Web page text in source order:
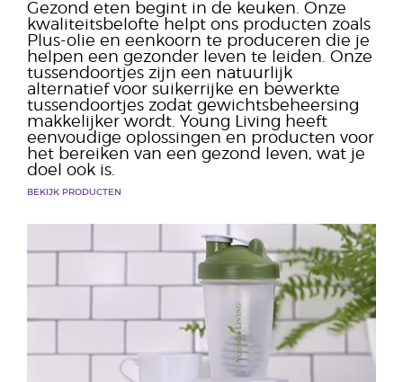
Gezond eten begint in de keuken. Onze
kwaliteitsbelofte helpt ons producten zoals
Plus-olie en eenkoorn te produceren die je
helpen een gezonder leven te leiden. Onze
tussendoortjes zijn een natuurlijk
alternatief voor suikerrijke en bewerkte
tussendoortjes zodat gewichtsbeheersing
makkelijker wordt. Young Living heeft
eenvoudige oplossingen en producten voor
het bereiken van een gezond leven, wat je
doel ook is.
BEKIJK PRODUCTEN